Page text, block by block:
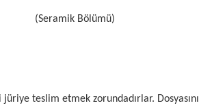
(Seramik Bölümü)
teslim etmek zorundadırlar. Dosyasını